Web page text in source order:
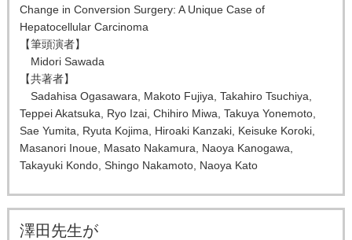
Change in Conversion Surgery: A Unique Case of
Hepatocellular Carcinoma
【筆頭演者】
Midori Sawada
【共著者】
Sadahisa Ogasawara, Makoto Fujiya, Takahiro Tsuchiya,
Teppei Akatsuka, Ryo Izai, Chihiro Miwa, Takuya Yonemoto,
Sae Yumita, Ryuta Kojima, Hiroaki Kanzaki, Keisuke Koroki,
Masanori Inoue, Masato Nakamura, Naoya Kanogawa,
Takayuki Kondo, Shingo Nakamoto, Naoya Kato
澤田先生が